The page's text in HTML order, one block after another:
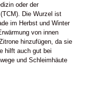
oder der
Die Wurzel ist
im Herbst und Winter
von innen
hinzufügen, da sie
hilft auch gut bei
und Schleimhäute